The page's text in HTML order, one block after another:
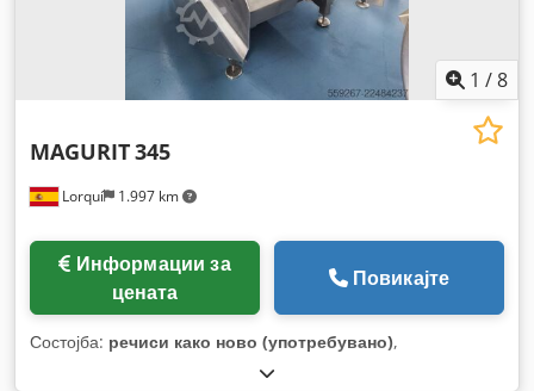
1 /8
Lorquí 1.997 km
MAGURIT345
цената
Повикајте
Состојба: речиси како ново (употребувано),